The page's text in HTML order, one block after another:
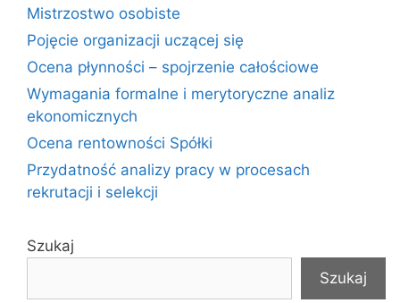
Mistrzostwo osobiste
Pojęcie organizacji uczącej się
Ocena płynności – spojrzenie całościowe
Wymagania formalne i merytoryczne analiz
ekonomicznych
Ocena rentowności Spółki
Przydatność analizy pracy w procesach
rekrutacji i selekcji
Szukaj
Szukaj